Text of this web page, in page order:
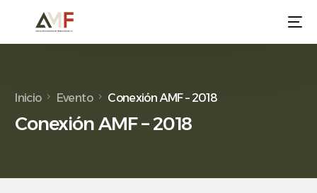
Inicio Evento Conexión AMF – 2018
Conexión AMF – 2018